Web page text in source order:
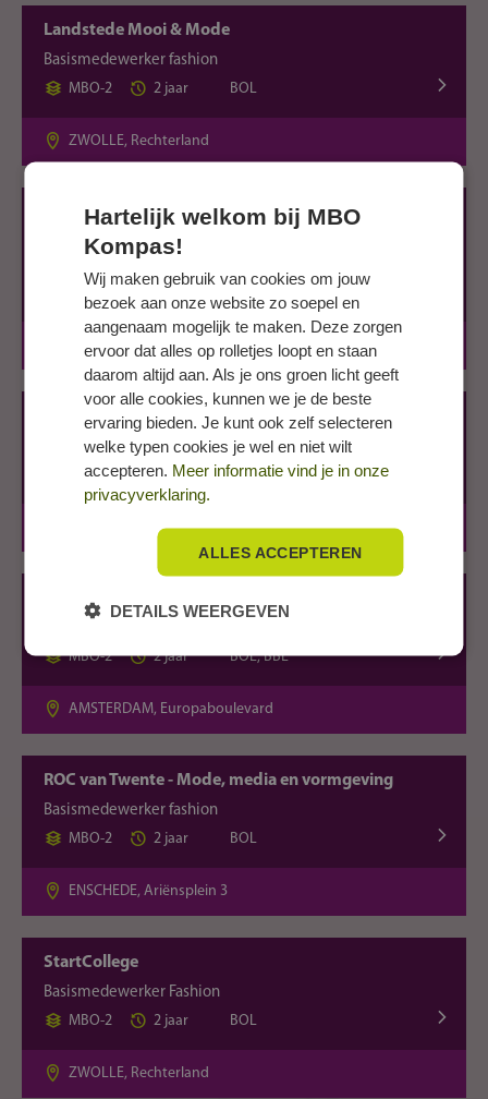
Landstede Mooi & Mode
Basismedewerker fashion
MBO-2
2 jaar BOL
ZWOLLE, Rechterland
Rijn IJssel - Uiterlijke Verzorging, Fashion &
MBO-2
2 jaar BOL
ARNHEM, Tivolilaan
ROC Mondriaan - Beauty, Hair & Fashion
Basismedewerker fashion
MBO-2
2 jaar BOL
DEN HAAG, Leeghwaterplein
ROC van Amsterdam - Mode & Jean School
MBO-2
2 jaar BOL, BBL
AMSTERDAM, Europaboulevard
ROC van Twente - Mode, media en vormgeving
Basismedewerker fashion
MBO-2
2 jaar BOL
ENSCHEDE, Ariënsplein 3
StartCollege
Basismedewerker Fashion
MBO-2
2 jaar BOL
ZWOLLE, Rechterland
Hartelijk welkom bij MBO
Kompas!
Wij maken gebruik van cookies om jouw
bezoek aan onze website zo soepel en
aangenaam mogelijk te maken. Deze zorgen
ervoor dat alles op rolletjes loopt en staan
daarom altijd aan. Als je ons groen licht geeft
voor alle cookies, kunnen we je de beste
ervaring bieden. Je kunt ook zelf selecteren
welke typen cookies je wel en niet wilt
accepteren. Meer informatie vind je in onze
privacyverklaring.
ALLES ACCEPTEREN
DETAILS WEERGEVEN